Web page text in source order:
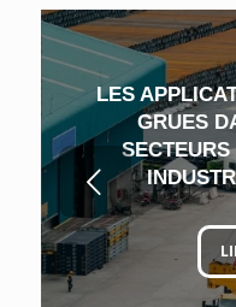
LES
GRUES